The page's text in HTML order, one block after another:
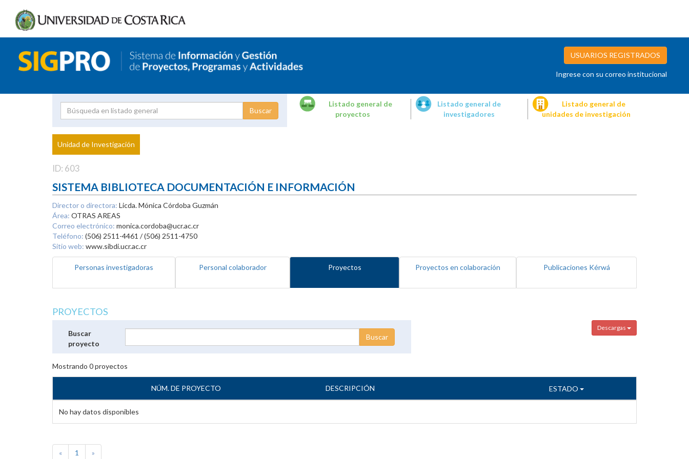
USUARIOS REGISTRADOS
Ingrese con su correo institucional
Proyecto
Investigador
Listado general de
proyectos
Listado general de
investigadores
Listado general de
unidades de investigación
Unidad de Investigación
ID: 603
SISTEMA BIBLIOTECA DOCUMENTACIÓN E INFORMACIÓN
Director o directora: Licda. Mónica Córdoba Guzmán
Área: OTRAS AREAS
Correo electrónico: monica.cordoba@ucr.ac.cr
Teléfono: (506) 2511-4461 / (506) 2511-4750
Sitio web: www.sibdi.ucr.ac.cr
Personas investigadoras Personal colaborador Proyectos Proyectos en colaboración Publicaciones Kérwá
PROYECTOS
Descargas
Buscar
proyecto
Mostrando 0proyectos
NÚM. DE PROYECTO DESCRIPCIÓN ESTADO
No hay datos disponibles
« 1 »